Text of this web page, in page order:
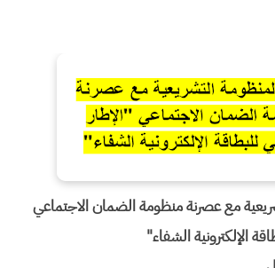
مع عصرنة منظومة الضمان الاجتماعي
الإلكترونية الشفاء"